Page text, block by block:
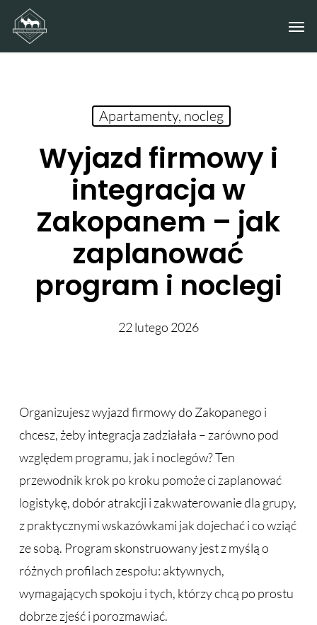
Skip
main
Apartamenty, nocleg
Wyjazd firmowy i
integracja w
Zakopanem – jak
zaplanować
program i noclegi
22 lutego 2026
Organizujesz wyjazd firmowy do Zakopanego i
chcesz, żeby integracja zadziałała – zarówno pod
względem programu, jak i noclegów? Ten
przewodnik krok po kroku pomoże ci zaplanować
logistykę, dobór atrakcji i zakwaterowanie dla grupy,
z praktycznymi wskazówkami jak dojechać i co wziąć
ze sobą. Program skonstruowany jest z myślą o
różnych profilach zespołu: aktywnych,
wymagających spokoju i tych, którzy chcą po prostu
dobrze zjeść i porozmawiać.